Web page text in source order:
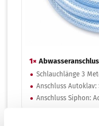
1×
Schlauchlänge 3
Anschluss
Anschluss Siphon: